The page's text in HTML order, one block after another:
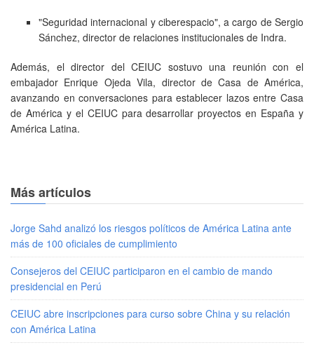
"Seguridad internacional y ciberespacio", a cargo de Sergio
Sánchez, director de relaciones institucionales de Indra.
Además, el director del CEIUC sostuvo una reunión con el
embajador Enrique Ojeda Vila, director de Casa de América,
avanzando en conversaciones para establecer lazos entre Casa
de América y el CEIUC para desarrollar proyectos en España y
América Latina.
Más artículos
Jorge Sahd analizó los riesgos políticos de América Latina ante
más de 100 oficiales de cumplimiento
Consejeros del CEIUC participaron en el cambio de mando
presidencial en Perú
CEIUC abre inscripciones para curso sobre China y su relación
con América Latina